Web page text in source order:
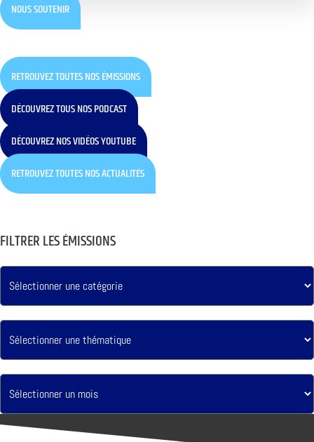
NOUS SOUTENIR
RETROUVEZ TOUTES NOS ÉMISSIONS
DÉCOUVREZ TOUS NOS PODCAST
DÉCOUVREZ NOS VIDÉOS YOUTUBE
RETROUVEZ TOUTES NOS ACTUALITÉS
FILTRER LES ÉMISSIONS